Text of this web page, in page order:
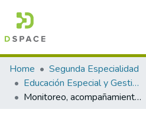
Communities & Collections
All of DSpace
Home
Segunda Especialidad
Educación Especial y Gestión Escolar
Monitoreo, acompañamiento y evaluación para mejorar la práctica docente en la competencia comprende textos escritos del área de comunicación del IV Ciclo de la educación básica regular de la Institución Educativa N° 81663 del Distrito de Agallpampa, Provincia de Otuzco, UGEL Otuzco – La Libertad